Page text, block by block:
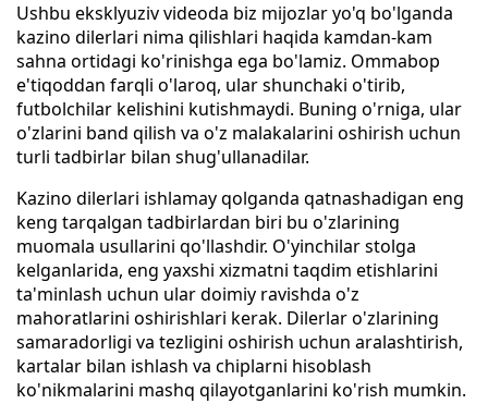
Ushbu eksklyuziv videoda biz mijozlar yo'q bo'lganda
kazino dilerlari nima qilishlari haqida kamdan-kam
sahna ortidagi ko'rinishga ega bo'lamiz. Ommabop
e'tiqoddan farqli o'laroq, ular shunchaki o'tirib,
futbolchilar kelishini kutishmaydi. Buning o'rniga, ular
o'zlarini band qilish va o'z malakalarini oshirish uchun
turli tadbirlar bilan shug'ullanadilar.
Kazino dilerlari ishlamay qolganda qatnashadigan eng
keng tarqalgan tadbirlardan biri bu o'zlarining
muomala usullarini qo'llashdir. O'yinchilar stolga
kelganlarida, eng yaxshi xizmatni taqdim etishlarini
ta'minlash uchun ular doimiy ravishda o'z
mahoratlarini oshirishlari kerak. Dilerlar o'zlarining
samaradorligi va tezligini oshirish uchun aralashtirish,
kartalar bilan ishlash va chiplarni hisoblash
ko'nikmalarini mashq qilayotganlarini ko'rish mumkin.